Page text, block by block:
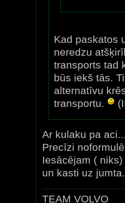
Kad paskatos
neredzu
transports tad
būs iekš tās.
alternatīvu
transportu.
Ar kulaku pa
Precīzi
Iesācējam (
un kasti uz
TEAM VOLVO